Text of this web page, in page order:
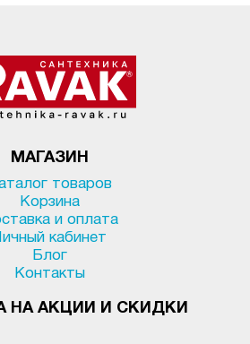
МАГАЗИН
товаров
Корзина
и оплата
кабинет
Блог
Контакты
НА АКЦИИ И СКИДКИ